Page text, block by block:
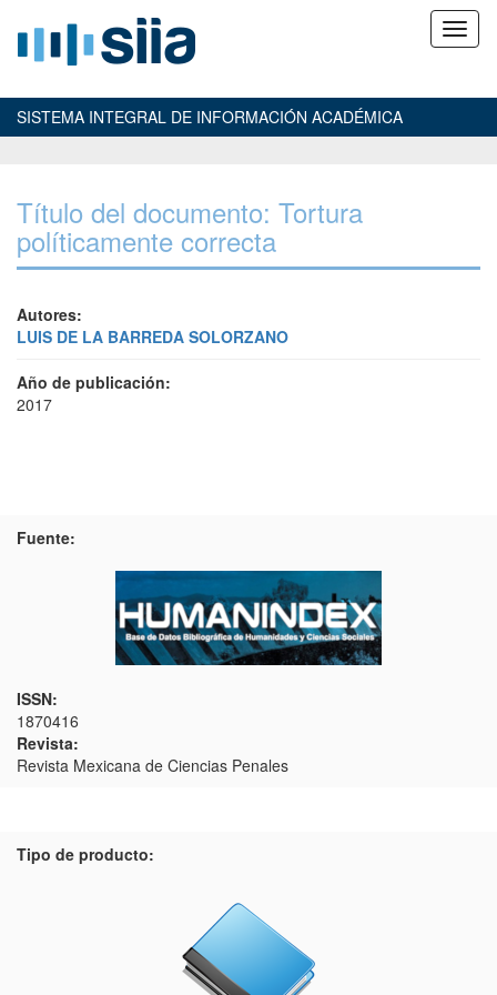
SISTEMA INTEGRAL DE INFORMACIÓN ACADÉMICA
Título del documento: Tortura
políticamente correcta
Autores:
LUIS DE LA BARREDA SOLORZANO
Año de publicación:
2017
Fuente:
ISSN:
1870416
Revista:
Revista Mexicana de Ciencias Penales
Tipo de producto: